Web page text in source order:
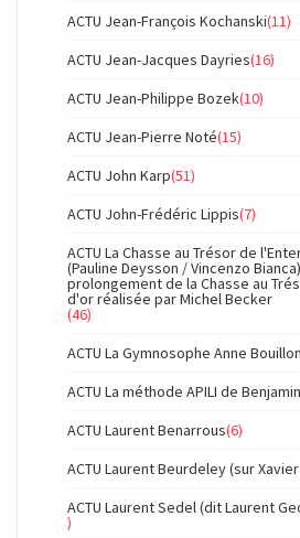
ACTU Jean-François Kochanski(11)
ACTU Jean-Jacques Dayries(16)
ACTU Jean-Philippe Bozek(10)
ACTU Jean-Pierre Noté(15)
ACTU John Karp(51)
ACTU John-Frédéric Lippis(7)
ACTU La Chasse au Trésor de
(Pauline Deysson / Vincenzo
prolongement de la Chasse au
d'or réalisée par Michel Becker
(46)
ACTU La Gymnosophe Anne Bouillon
ACTU La méthode APILI de
ACTU Laurent Benarrous(6)
ACTU Laurent Beurdeley (sur
ACTU Laurent Sedel (dit Laurent
)